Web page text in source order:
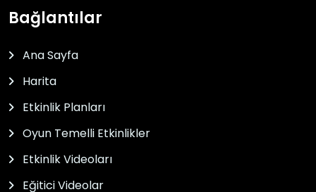
Bağlantılar
Ana Sayfa
Harita
Etkinlik Planları
Oyun Temelli Etkinlikler
Etkinlik Videoları
Eğitici Videolar